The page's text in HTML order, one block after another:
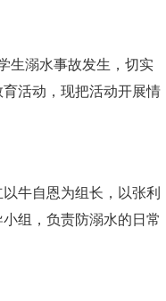
生溺水事故发生，切实
活动，现把活动开展情
牛自恩为组长，以张利
组，负责防溺水的日常